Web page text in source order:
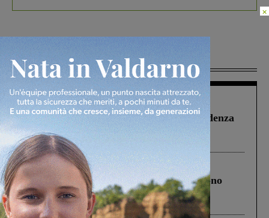
Più lette
Figline Incisa Valdarno 1 Agosto 2026
Piscina di Figline finanziata oltre la scadenza
Pnrr, il gruppo di Fratelli d’Italia: “Un
ringraziamento al Governo”
Cronaca 4 Agosto 2026
Un anno fa la strage in A1 in cui morirono
Gianni, Giulia e Franco. Lo schianto, il
processo, lo stop ai sorpassi fra tir....
×